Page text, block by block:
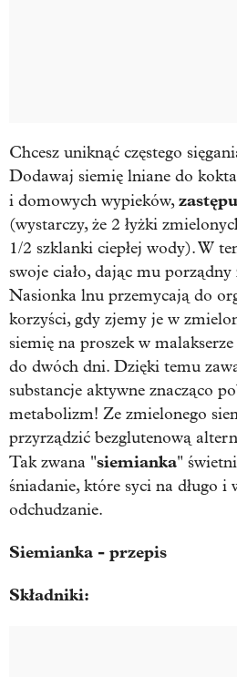
Chcesz uniknąć częstego
Dodawaj siemię lniane do
i domowych wypieków,
(wystarczy, że 2 łyżki
1/2 szklanki ciepłej wody). W
swoje ciało, dając mu
Nasionka lnu przemycają do
korzyści, gdy zjemy je w
siemię na proszek w
do dwóch dni. Dzięki temu
substancje aktywne znacząco
metabolizm! Ze zmielonego
przyrządzić bezglutenową
Tak zwana "siemianka"
śniadanie, które syci na długo i
odchudzanie.
Siemianka - przepis
Składniki: